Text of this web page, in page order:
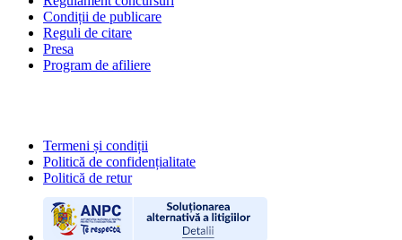
Condiții de publicare
Reguli de citare
Presa
Program de afiliere
Termeni și condiții
Politică de confidențialitate
Politică de retur